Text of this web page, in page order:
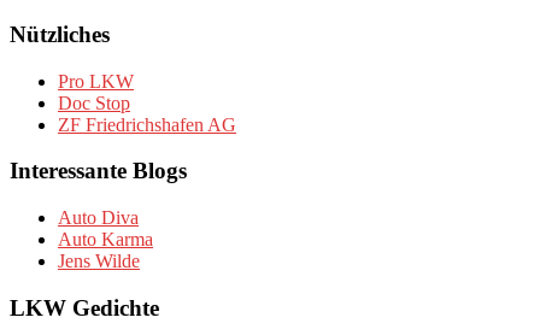
Nützliches
Pro LKW
Doc Stop
ZF Friedrichshafen AG
Interessante Blogs
Auto Diva
Auto Karma
Jens Wilde
LKW Gedichte